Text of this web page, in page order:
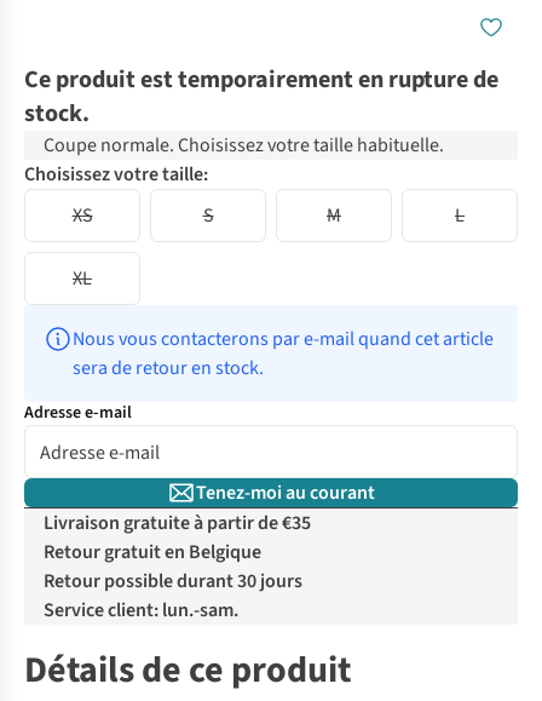
Ce produit est temporairement en rupture de
stock.
Coupe normale. Choisissez votre taille habituelle.
Choisissez votre taille:
XS
S M L
XL
Nous vous contacterons par e-mail quand cet article
sera de retour en stock.
Adresse e-mail
Tenez-moi au courant
Livraison gratuite à partir de €35
Retour gratuit en Belgique
Retour possible durant 30 jours
Service client: lun.-sam.
Détails de ce produit